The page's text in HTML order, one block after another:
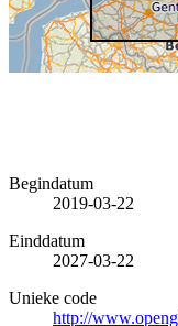
Begindatum
2019-03-22
Einddatum
2027-03-22
Unieke code
http://